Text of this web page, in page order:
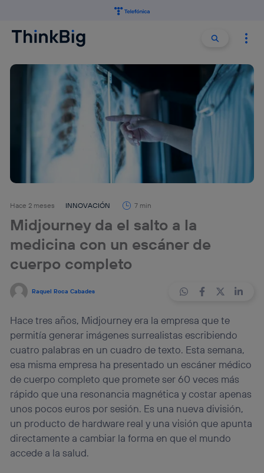
Buscar
Hace 2 meses INNOVACIÓN 7 min
Midjourney da el salto a la
medicina con un escáner de
cuerpo completo
Raquel Roca Cabades
Hace tres años, Midjourney era la empresa que te
permitía generar imágenes surrealistas escribiendo
cuatro palabras en un cuadro de texto. Esta semana,
esa misma empresa ha presentado un escáner médico
de cuerpo completo que promete ser 60 veces más
rápido que una resonancia magnética y costar apenas
unos pocos euros por sesión. Es una nueva división,
un producto de hardware real y una visión que apunta
directamente a cambiar la forma en que el mundo
accede a la salud.